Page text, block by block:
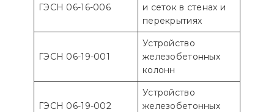
ГЭСН 06-16-006
и сеток в стенах и
перекрытиях
ГЭСН 06-19-001
Устройство
железобетонных
колонн
ГЭСН 06-19-002
Устройство
железобетонных